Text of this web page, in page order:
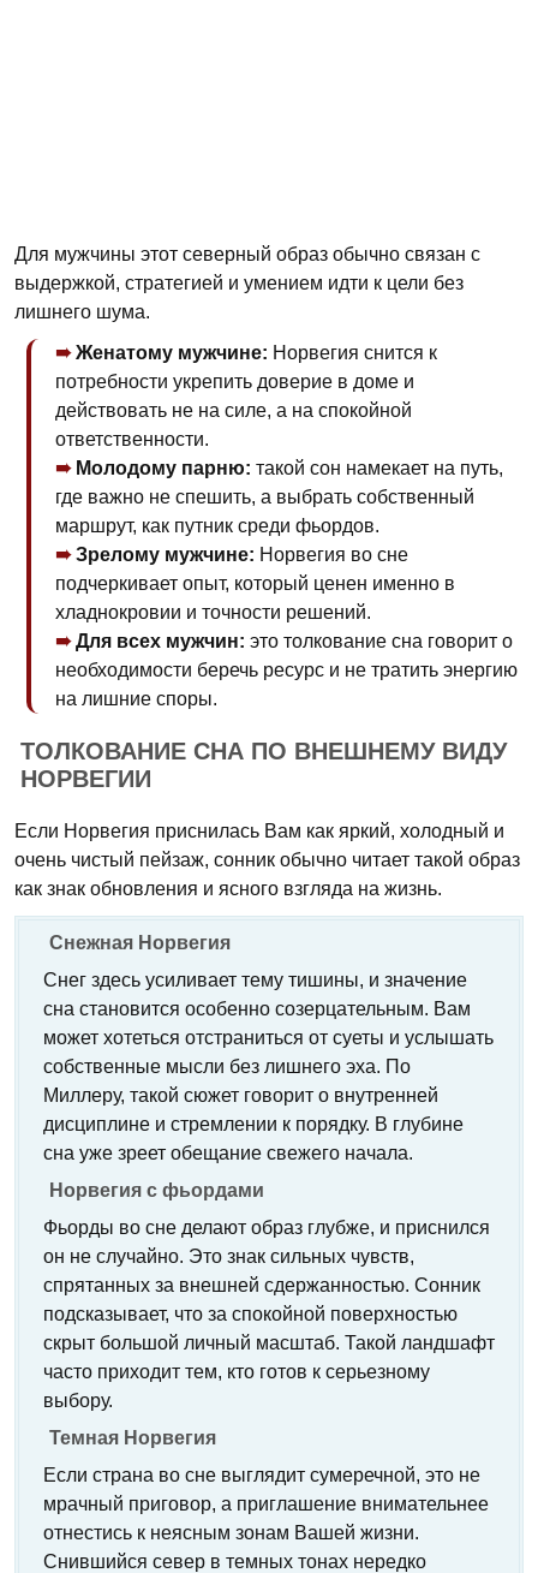
Для мужчины этот северный образ обычно связан с
выдержкой, стратегией и умением идти к цели без
лишнего шума.
Женатому мужчине: Норвегия снится к
потребности укрепить доверие в доме и
действовать не на силе, а на спокойной
ответственности.
Молодому парню: такой сон намекает на путь,
где важно не спешить, а выбрать собственный
маршрут, как путник среди фьордов.
Зрелому мужчине: Норвегия во сне
подчеркивает опыт, который ценен именно в
хладнокровии и точности решений.
Для всех мужчин: это толкование сна говорит о
необходимости беречь ресурс и не тратить энергию
на лишние споры.
ТОЛКОВАНИЕ СНА ПО ВНЕШНЕМУ ВИДУ
НОРВЕГИИ
Если Норвегия приснилась Вам как яркий, холодный и
очень чистый пейзаж, сонник обычно читает такой образ
как знак обновления и ясного взгляда на жизнь.
Снежная Норвегия
Снег здесь усиливает тему тишины, и значение
сна становится особенно созерцательным. Вам
может хотеться отстраниться от суеты и услышать
собственные мысли без лишнего эха. По
Миллеру, такой сюжет говорит о внутренней
дисциплине и стремлении к порядку. В глубине
сна уже зреет обещание свежего начала.
Норвегия с фьордами
Фьорды во сне делают образ глубже, и приснился
он не случайно. Это знак сильных чувств,
спрятанных за внешней сдержанностью. Сонник
подсказывает, что за спокойной поверхностью
скрыт большой личный масштаб. Такой ландшафт
часто приходит тем, кто готов к серьезному
выбору.
Темная Норвегия
Если страна во сне выглядит сумеречной, это не
мрачный приговор, а приглашение внимательнее
отнестись к неясным зонам Вашей жизни.
Снившийся север в темных тонах нередко